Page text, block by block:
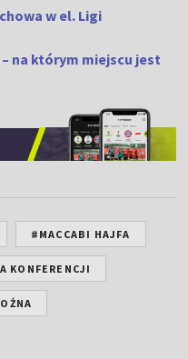
w el. Ligi
– na którym miejscu jest
#MACCABI HAJFA
KONFERENCJI